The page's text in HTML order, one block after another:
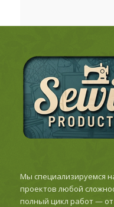
Мы специализируемся
проектов любой
полный цикл работ —